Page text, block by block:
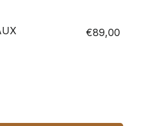
Precio
€89,00